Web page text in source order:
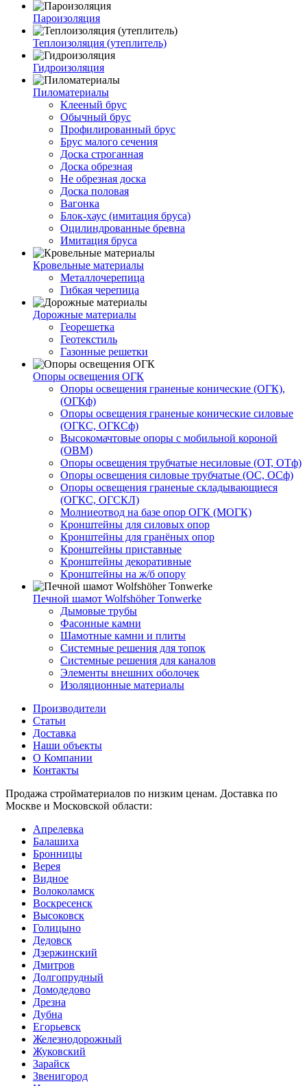
Пароизоляция
Теплоизоляция (утеплитель)
Гидроизоляция
Пиломатериалы
Клееный брус
Обычный брус
Профилированный брус
Брус малого сечения
Доска строганная
Доска обрезная
Не обрезная доска
Доска половая
Вагонка
Блок-хаус (имитация бруса)
Оцилиндрованные бревна
Имитация бруса
Кровельные материалы
Металлочерепица
Гибкая черепица
Дорожные материалы
Георешетка
Геотекстиль
Газонные решетки
Опоры освещения ОГК
Опоры освещения граненые конические (ОГК),
(ОГКф)
Опоры освещения граненые конические силовые
(ОГКС, ОГКСф)
Высокомачтовые опоры с мобильной короной
(ОВМ)
Опоры освещения трубчатые несиловые (ОТ, ОТф)
Опоры освещения силовые трубчатые (ОС, ОСф)
Опоры освещения граненые складывающиеся
(ОГКС, ОГСКЛ)
Молниеотвод на базе опор ОГК (МОГК)
Кронштейны для силовых опор
Кронштейны для гранёных опор
Кронштейны приставные
Кронштейны декоративные
Кронштейны на ж/б опору
Печной шамот Wolfshöher Tonwerke
Дымовые трубы
Фасонные камни
Шамотные камни и плиты
Системные решения для топок
Системные решения для каналов
Элементы внешних оболочек
Изоляционные материалы
Производители
Статьи
Доставка
Наши объекты
О Компании
Контакты
Продажа стройматериалов по низким ценам. Доставка по
Москве и Московской области:
Апрелевка
Балашиха
Бронницы
Верея
Видное
Волоколамск
Воскресенск
Высоковск
Голицыно
Дедовск
Дзержинский
Дмитров
Долгопрудный
Домодедово
Дрезна
Дубна
Егорьевск
Железнодорожный
Жуковский
Зарайск
Звенигород